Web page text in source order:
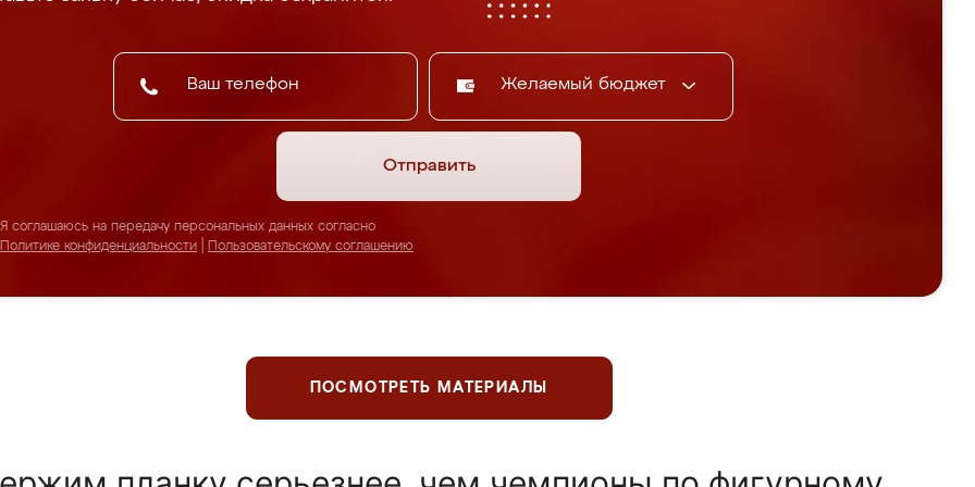
Желаемый бюджет
Отправить
Я соглашаюсь на передачу персональных данных согласно
Политике конфиденциальности
Пользовательскому соглашению
ПОСМОТРЕТЬ МАТЕРИАЛЫ